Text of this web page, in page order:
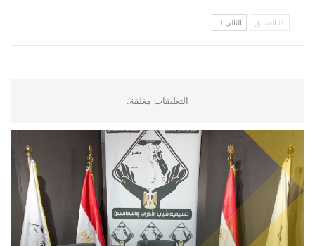
السابق التالي
التعليقات مغلقة.